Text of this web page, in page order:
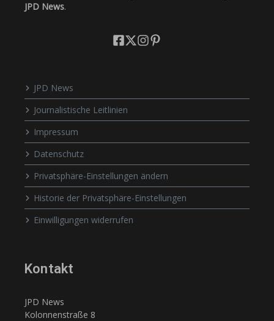
JPD News.
JPD News
Journalistische Leitlinien
Impressum
Datenschutz
Privatsphäre-Einstellungen ändern
Historie der Privatsphäre-Einstellungen
Einwilligungen widerrufen
Kontakt
JPD News
Kolonnenstraße 8